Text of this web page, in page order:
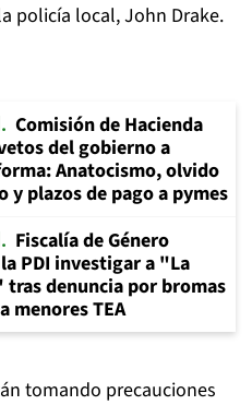
policía local, John Drake.
Comisión de Hacienda
del gobierno a
Anatocismo, olvido
y plazos de pago a pymes
Fiscalía de Género
PDI investigar a "La
tras denuncia por bromas
menores TEA
tomando precauciones